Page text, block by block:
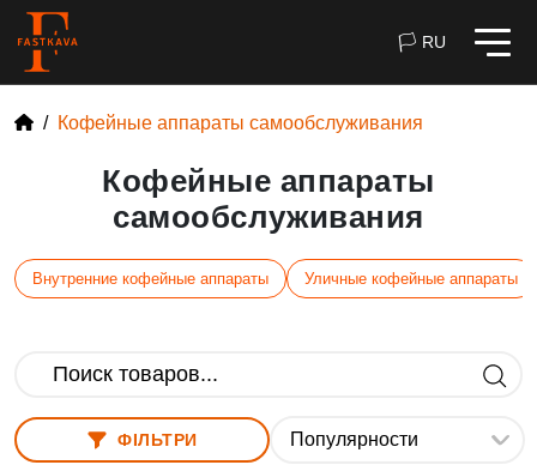
🏳 RU
Кофейные аппараты самообслуживания
Кофейные аппараты
самообслуживания
Внутренние кофейные аппараты Уличные кофейные аппараты
ФІЛЬТРИ